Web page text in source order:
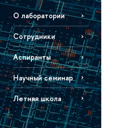
О лаборатории
Сотрудники
Аспиранты
Научный семинар
Летняя школа